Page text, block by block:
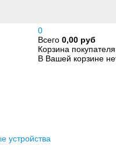
0
Всего 0,00 руб
Корзина покупателя
В Вашей корзине
устройства